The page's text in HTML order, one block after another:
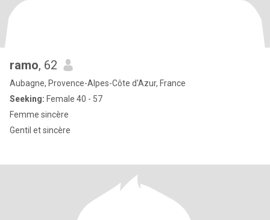
ramo, 62
Aubagne, Provence-Alpes-Côte d'Azur, France
Seeking: Female 40 - 57
Femme sincère
Gentil et sincère